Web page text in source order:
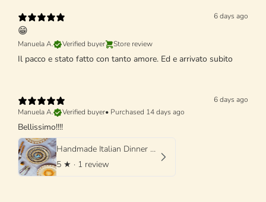
6 days ago
😁
Manuela A. Verified buyer Store review
Il pacco e stato fatto con tanto amore. Ed e arrivato subito
6 days ago
Manuela A.
Verified buyer• Purchased 14 days ago
Bellissimo!!!!
Handmade Italian Dinner Plate 27 cm | Large Ceramic Plate "One of a kind"
5 ★ · 1 review